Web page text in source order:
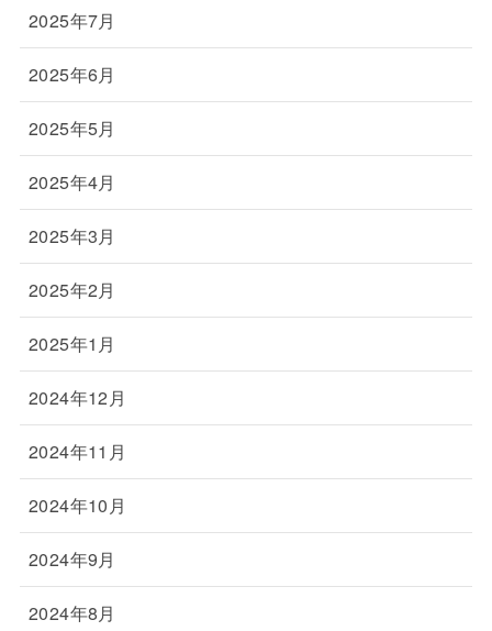
2025年7月
2025年6月
2025年5月
2025年4月
2025年3月
2025年2月
2025年1月
2024年12月
2024年11月
2024年10月
2024年9月
2024年8月